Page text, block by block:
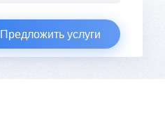
Предложить услуги